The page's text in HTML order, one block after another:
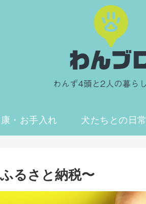
・お手入れ 犬たちとの日常
るさと納税〜